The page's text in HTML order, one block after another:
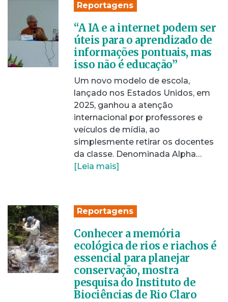
Reportagens
“A IA e a internet podem ser
úteis para o aprendizado de
informações pontuais, mas
isso não é educação”
Um novo modelo de escola,
lançado nos Estados Unidos, em
2025, ganhou a atenção
internacional por professores e
veículos de mídia, ao
simplesmente retirar os docentes
da classe. Denominada Alpha…
[Leia mais]
Reportagens
Conhecer a memória
ecológica de rios e riachos é
essencial para planejar
conservação, mostra
pesquisa do Instituto de
Biociências de Rio Claro